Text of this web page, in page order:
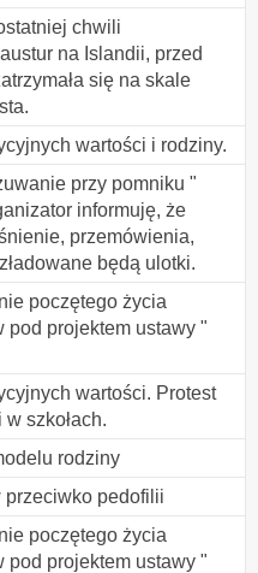
chwili
na Islandii, przed
się na skale
wartości i rodziny.
przy pomniku "
informuję, że
przemówienia,
będą ulotki.
poczętego życia
pod projektem ustawy "
wartości. Protest
szkołach.
rodziny
pedofilii
poczętego życia
pod projektem ustawy "